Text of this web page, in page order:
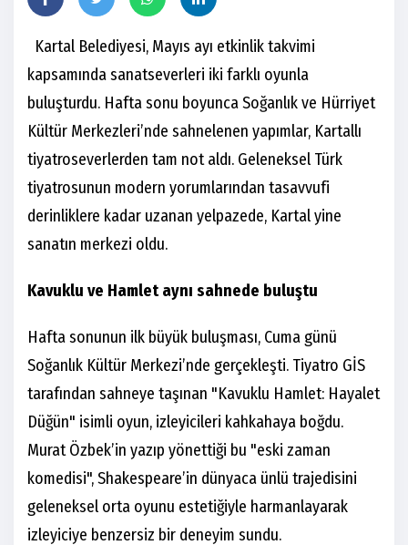
Kartal Belediyesi, Mayıs ayı etkinlik takvimi
kapsamında sanatseverleri iki farklı oyunla
buluşturdu. Hafta sonu boyunca Soğanlık ve Hürriyet
Kültür Merkezleri’nde sahnelenen yapımlar, Kartallı
tiyatroseverlerden tam not aldı. Geleneksel Türk
tiyatrosunun modern yorumlarından tasavvufi
derinliklere kadar uzanan yelpazede, Kartal yine
sanatın merkezi oldu.
Kavuklu ve Hamlet aynı sahnede buluştu
Hafta sonunun ilk büyük buluşması, Cuma günü
Soğanlık Kültür Merkezi’nde gerçekleşti. Tiyatro GİS
tarafından sahneye taşınan "Kavuklu Hamlet: Hayalet
Düğün" isimli oyun, izleyicileri kahkahaya boğdu.
Murat Özbek’in yazıp yönettiği bu "eski zaman
komedisi", Shakespeare’in dünyaca ünlü trajedisini
geleneksel orta oyunu estetiğiyle harmanlayarak
izleyiciye benzersiz bir deneyim sundu.